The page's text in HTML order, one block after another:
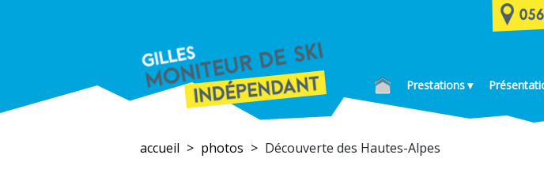
Prestations
accueil photos Découverte des Hautes-Alpes